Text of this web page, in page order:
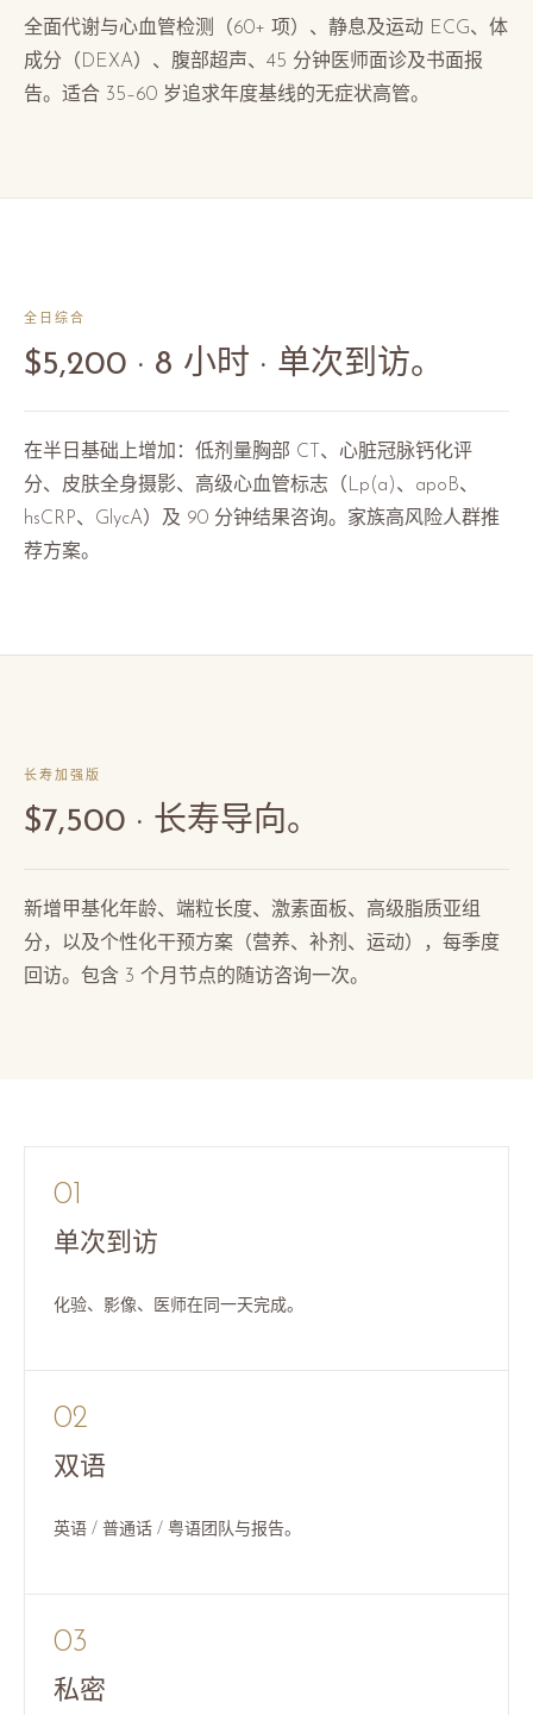
全面代谢与心血管检测（60+ 项）、静息及运动 ECG、体
成分（DEXA）、腹部超声、45 分钟医师面诊及书面报
告。适合 35–60 岁追求年度基线的无症状高管。
全日综合
$5,200 · 8 小时 · 单次到访。
在半日基础上增加：低剂量胸部 CT、心脏冠脉钙化评
分、皮肤全身摄影、高级心血管标志（Lp(a)、apoB、
hsCRP、GlycA）及 90 分钟结果咨询。家族高风险人群推
荐方案。
长寿加强版
$7,500 · 长寿导向。
新增甲基化年龄、端粒长度、激素面板、高级脂质亚组
分，以及个性化干预方案（营养、补剂、运动），每季度
回访。包含 3 个月节点的随访咨询一次。
01
单次到访
化验、影像、医师在同一天完成。
02
双语
英语 / 普通话 / 粤语团队与报告。
03
私密